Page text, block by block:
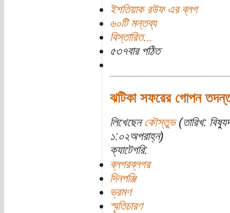
ইশতিয়াক রউফ এর ব্লগ
৬০টি মন্তব্য
বিস্তারিত...
৫৩৭বার পঠিত
ঝটিকা সফরের গোপন
লিখেছেন কৌস্তুভ(তারিখ:
১:০২অপরাহ্ন)
ক্যাটেগরি:
ব্লগরব্লগর
দিনপঞ্জি
ভ্রমণ
স্মৃতিচারণ